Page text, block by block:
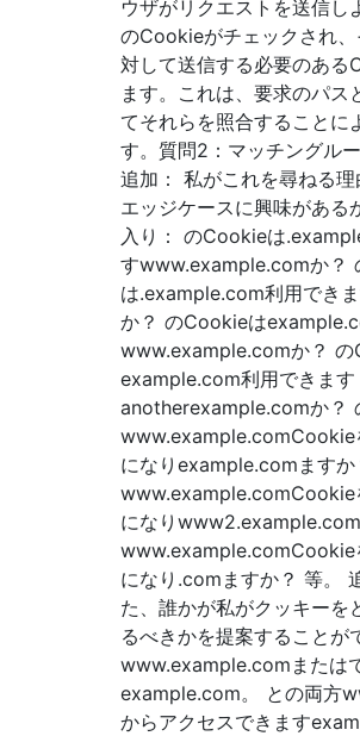
ウザがリクエストを送信し
のCookieがチェックされ
対して送信する必要のあ
ます。これは、要求のパス
てそれらを照合することに
す。質問2：マッチングル
追加： 私がこれを尋ねる
エッジケースに興味がある
入り： のCookieは
すwww.example.comか？
は.example.com利用でき
か？ のCookieは
www.example.comか？ の
example.com利用できます
anotherexample.comか？
www.example.comCookie
になりexample.comますか
www.example.comCookie
になり
www.example.comCookie
になり.comますか？ 等。
た、誰かが私がクッキーを
るべきかを提案することが
www.example.comまたは
example.com。 との両方
からアクセスできます